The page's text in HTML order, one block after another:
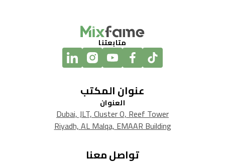
متابعتنا
عنوان المكتب
العنوان
Dubai, JLT, Cluster O, Reef Tower
Riyadh, AL Malqa, EMAAR Building
تواصل معنا